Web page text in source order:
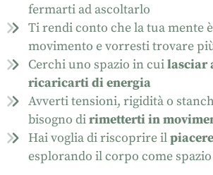
fermarti ad ascoltarlo
Ti rendi conto che la tua mente
movimento e vorresti trovare
Cerchi uno spazio in cuilasciar
ricaricarti di energia
Avverti tensioni, rigidità o
bisogno dirimetterti in
Hai voglia di riscoprire il
esplorando il corpo come